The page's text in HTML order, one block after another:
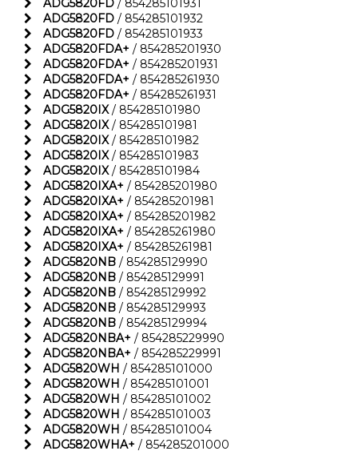
ADG5820FD / 854285101931
ADG5820FD / 854285101932
ADG5820FD / 854285101933
ADG5820FDA+ / 854285201930
ADG5820FDA+ / 854285201931
ADG5820FDA+ / 854285261930
ADG5820FDA+ / 854285261931
ADG5820IX/ 854285101980
ADG5820IX/ 854285101981
ADG5820IX/ 854285101982
ADG5820IX/ 854285101983
ADG5820IX/ 854285101984
ADG5820IXA+ / 854285201980
ADG5820IXA+ / 854285201981
ADG5820IXA+ / 854285201982
ADG5820IXA+ / 854285261980
ADG5820IXA+ / 854285261981
ADG5820NB / 854285129990
ADG5820NB / 854285129991
ADG5820NB / 854285129992
ADG5820NB / 854285129993
ADG5820NB / 854285129994
ADG5820NBA+ / 854285229990
ADG5820NBA+ / 854285229991
ADG5820WH / 854285101000
ADG5820WH / 854285101001
ADG5820WH / 854285101002
ADG5820WH / 854285101003
ADG5820WH / 854285101004
ADG5820WHA+ / 854285201000